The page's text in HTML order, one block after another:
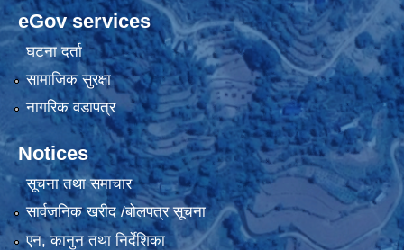
eGov services
घटना दर्ता
सामाजिक सुरक्षा
नागरिक वडापत्र
Notices
सूचना तथा समाचार
सार्वजनिक खरीद /बोलपत्र सूचना
एन, कानुन तथा निर्देशिका